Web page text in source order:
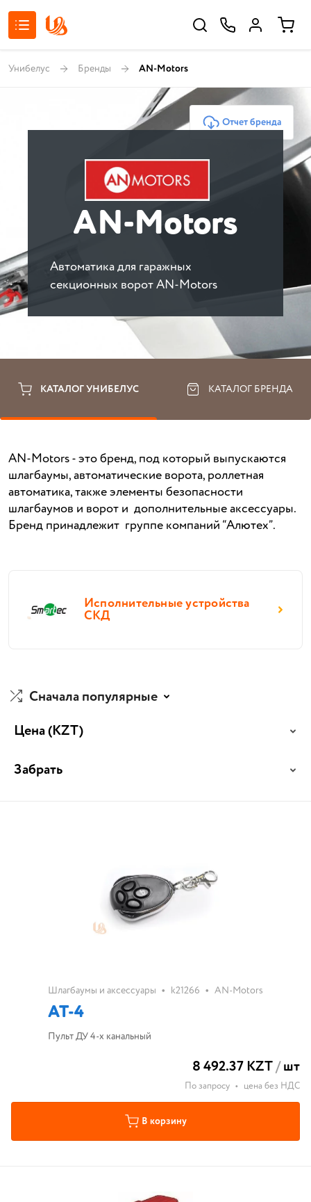
Унибелус Бренды AN-Motors
Отчет бренда
AN-Motors
Автоматика для гаражных
секционных ворот AN-Motors
КАТАЛОГ УНИБЕЛУС КАТАЛОГ БРЕНДА
AN-Motors - это бренд, под который выпускаются
шлагбаумы, автоматические ворота, роллетная
автоматика, также элементы безопасности
шлагбаумов и ворот и дополнительные аксессуары.
Бренд принадлежит группе компаний “Алютех”.
Исполнительные устройства
СКД
Сначала популярные
Цена(KZT)
Забрать
Шлагбаумы и аксессуары • k21266 • AN-Motors
AT-4
Пульт ДУ 4-х канальный
8 492.37 KZT/шт
По запросу • цена без НДС
В корзину